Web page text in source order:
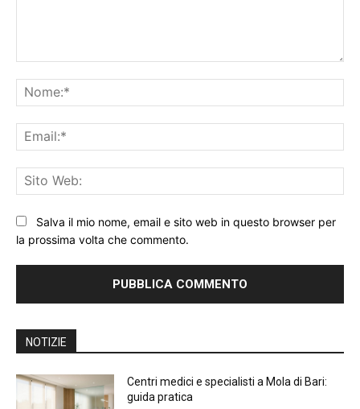
Salva il mio nome, email e sito web in questo browser per
la prossima volta che commento.
NOTIZIE
Centri medici e specialisti a Mola di Bari:
guida pratica